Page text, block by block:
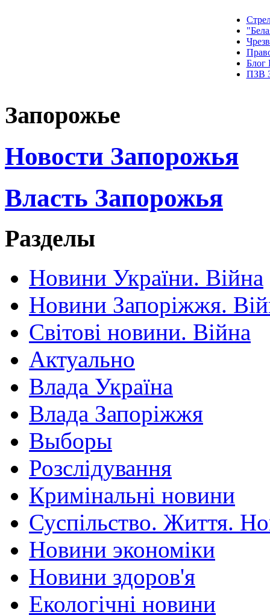
Блог
ПЗВ
Запорожье
Новости Запорожья
Власть Запорожья
Разделы
Новини України. Війна
Новини Запоріжжя.
Світові новини. Війна
Актуально
Влада Україна
Влада Запоріжжя
Выборы
Розслідування
Кримінальні новини
Суспільство. Життя.
Новини экономіки
Новини здоров'я
Екологічні новини